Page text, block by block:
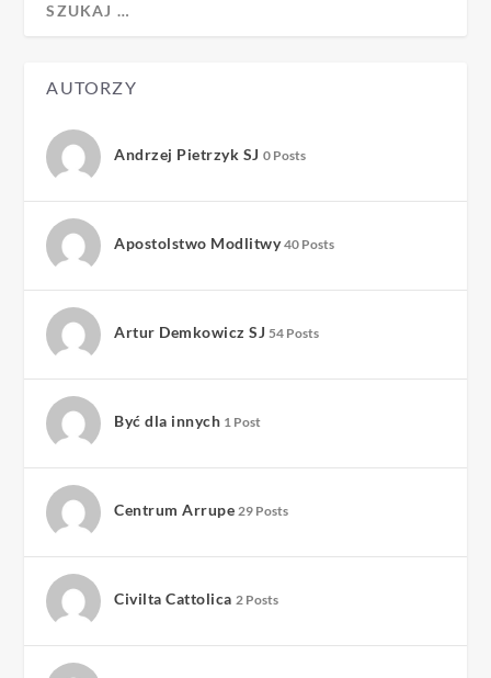
AUTORZY
Andrzej Pietrzyk SJ 0 Posts
Apostolstwo Modlitwy 40 Posts
Artur Demkowicz SJ 54 Posts
Być dla innych 1 Post
Centrum Arrupe 29 Posts
Civilta Cattolica 2 Posts